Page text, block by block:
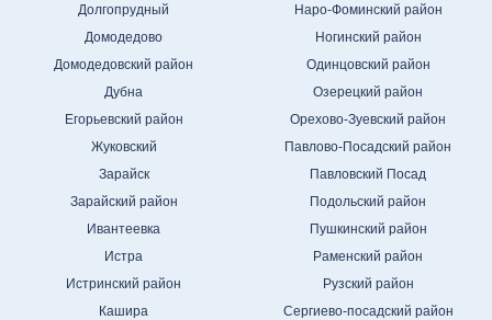
Долгопрудный
Домодедово
Домодедовский район
Дубна
Егорьевский район
Жуковский
Зарайск
Зарайский район
Ивантеевка
Истра
Истринский район
Кашира
Наро-Фоминский район
Ногинский район
Одинцовский район
Озерецкий район
Орехово-Зуевский район
Павлово-Посадский район
Павловский Посад
Подольский район
Пушкинский район
Раменский район
Рузский район
Сергиево-посадский район